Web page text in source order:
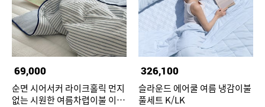
69,000
순면 시어서커 라이크홀릭 먼지
없는 시원한 여름차렵이불 이불
326,100
슬라운드 에어쿨 여름 냉감이불
풀세트 K/LK